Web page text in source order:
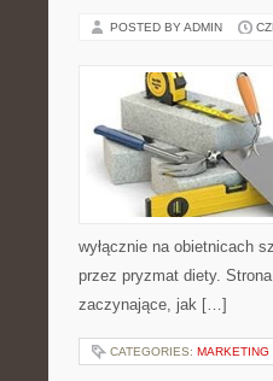
POSTED BY ADMIN
wyłącznie na obietnicach
przez pryzmat diety.
zaczynające, jak […]
CATEGORIES: MARKETING